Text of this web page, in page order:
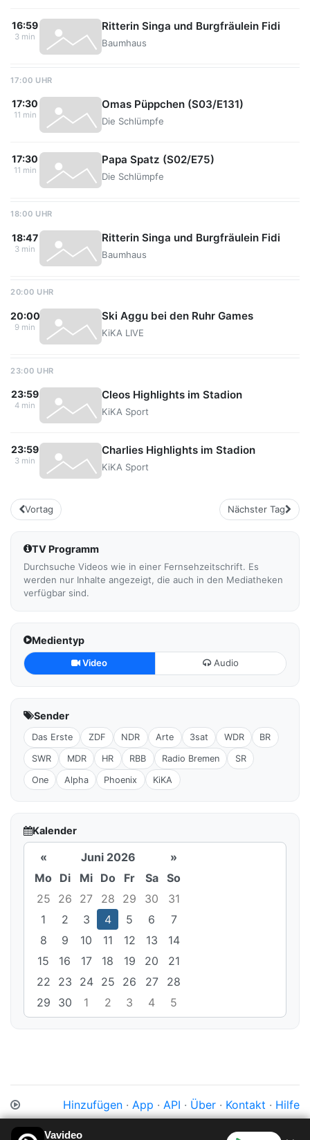
16:59
3 min
Ritterin Singa und Burgfräulein Fidi
Baumhaus
17:00 UHR
17:30
11 min
Omas Püppchen (S03/E131)
Die Schlümpfe
17:30
11 min
Papa Spatz (S02/E75)
Die Schlümpfe
18:00 UHR
18:47
3 min
Ritterin Singa und Burgfräulein Fidi
Baumhaus
20:00 UHR
20:00
9 min
Ski Aggu bei den Ruhr Games
KiKA LIVE
23:00 UHR
23:59
4 min
Cleos Highlights im Stadion
KiKA Sport
23:59
3 min
Charlies Highlights im Stadion
KiKA Sport
Vortag Nächster Tag
TV Programm
Durchsuche Videos wie in einer Fernsehzeitschrift. Es
werden nur Inhalte angezeigt, die auch in den Mediatheken
verfügbar sind.
Medientyp
Video Audio
Sender
Das Erste ZDF NDR Arte 3sat WDR BR
SWR MDR HR RBB Radio Bremen SR
One Alpha Phoenix KiKA
Kalender
« Juni 2026
»
Mo Di Mi Do Fr Sa
So
25
26 27 28 29 30
31
1
2 3 4 5 6
7
8
9 10 11 12 13
14
15
16 17 18 19 20
21
22
23 24 25 26 27
28
29
30 1 2 3 4 5
Hinzufügen · App · API · Über · Kontakt · Hilfe
Impressum
Vavideo